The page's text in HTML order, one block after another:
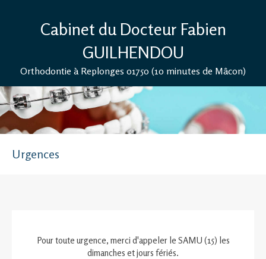
Cabinet du Docteur Fabien
GUILHENDOU
Orthodontie à Replonges 01750 (10 minutes de Mâcon)
Urgences
Pour toute urgence, merci d'appeler le SAMU (15) les
dimanches et jours fériés.